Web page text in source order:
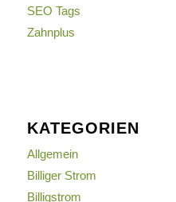
SEO Tags
Zahnplus
KATEGORIEN
Allgemein
Billiger Strom
Billigstrom